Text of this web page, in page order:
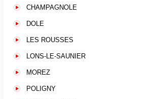
CHAMPAGNOLE
DOLE
LES ROUSSES
LONS-LE-SAUNIER
MOREZ
POLIGNY